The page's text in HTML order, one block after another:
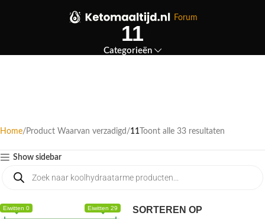
Forum
11
Categorieën
Home Product Waarvan verzadigd 11 Toont alle 33 resultaten
Show sidebar
Eiwitten 0 Eiwitten 29 SORTEREN OP